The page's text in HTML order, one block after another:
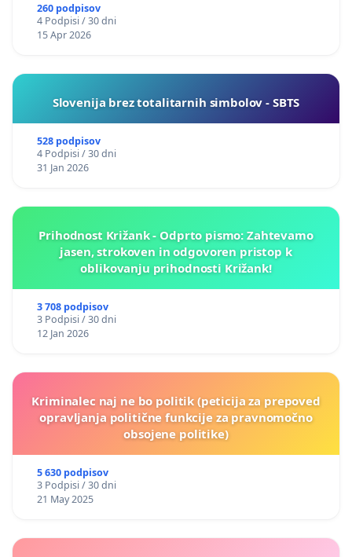
260 podpisov
4 Podpisi / 30 dni
15 Apr 2026
Slovenija brez totalitarnih simbolov - SBTS
528 podpisov
4 Podpisi / 30 dni
31 Jan 2026
Prihodnost Križank - Odprto pismo: Zahtevamo
jasen, strokoven in odgovoren pristop k
oblikovanju prihodnosti Križank!
3 708 podpisov
3 Podpisi / 30 dni
12 Jan 2026
Kriminalec naj ne bo politik (peticija za prepoved
opravljanja politične funkcije za pravnomočno
obsojene politike)
5 630 podpisov
3 Podpisi / 30 dni
21 May 2025